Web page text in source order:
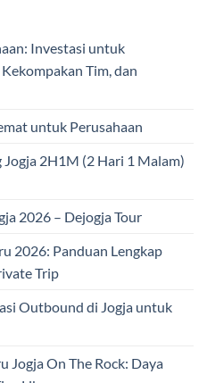
Investasi untuk
Tim, dan
untuk Perusahaan
2H1M (2 Hari 1 Malam)
2026 – Dejogja Tour
2026: Panduan Lengkap
Trip
Outbound di Jogja untuk
Jogja On The Rock: Daya